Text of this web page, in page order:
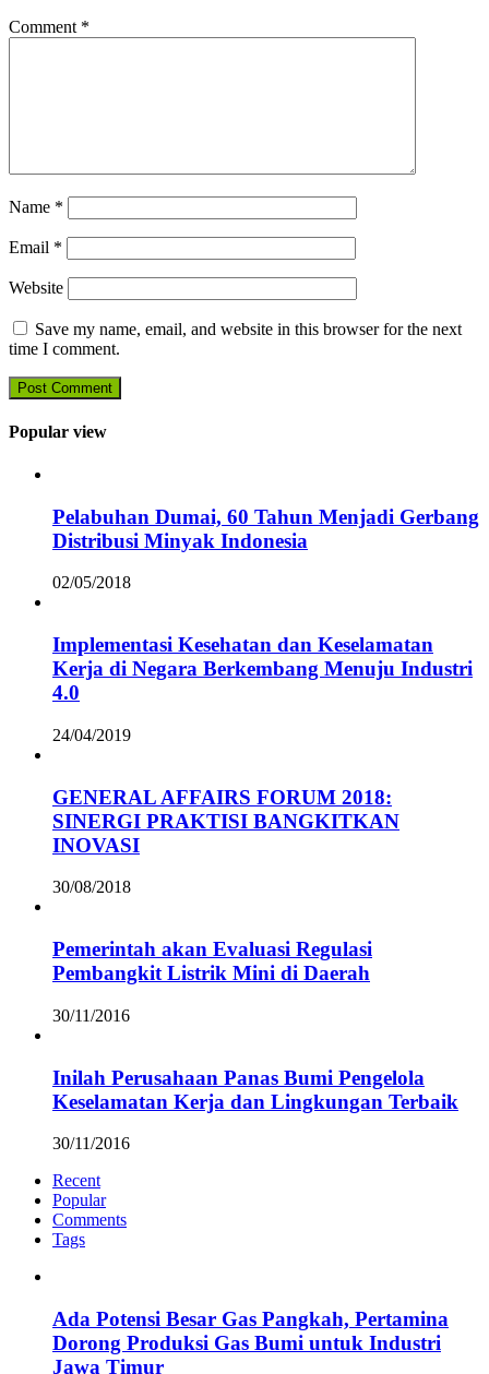
Comment *
Name *
Email *
Website
Save my name, email, and website in this browser for the next
time I comment.
Popular view
Pelabuhan Dumai, 60 Tahun Menjadi Gerbang
Distribusi Minyak Indonesia
02/05/2018
Implementasi Kesehatan dan Keselamatan
Kerja di Negara Berkembang Menuju Industri
4.0
24/04/2019
GENERAL AFFAIRS FORUM 2018:
SINERGI PRAKTISI BANGKITKAN
INOVASI
30/08/2018
Pemerintah akan Evaluasi Regulasi
Pembangkit Listrik Mini di Daerah
30/11/2016
Inilah Perusahaan Panas Bumi Pengelola
Keselamatan Kerja dan Lingkungan Terbaik
30/11/2016
Recent
Popular
Comments
Tags
Ada Potensi Besar Gas Pangkah, Pertamina
Dorong Produksi Gas Bumi untuk Industri
Jawa Timur